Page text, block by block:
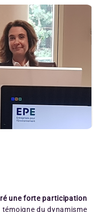
une forte participation
du dynamisme